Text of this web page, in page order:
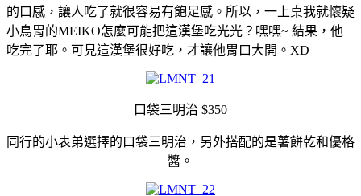
的口感，讓人吃了就很容易有飽足感。所以，一上桌我就懷疑
小鳥胃的MEIKO怎麼可能把這漢堡吃光光？嘿嘿~ 結果，他
吃完了耶。可見這漢堡很好吃，才讓他胃口大開。XD
口袋三明治 $350
同行的小表弟選擇的口袋三明治，另外搭配的是薯餅乾和優格
醬。